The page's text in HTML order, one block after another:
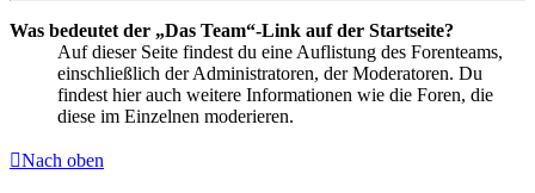
Was bedeutet der „Das Team“-Link auf der Startseite?
Auf dieser Seite findest du eine Auflistung des Forenteams,
einschließlich der Administratoren, der Moderatoren. Du
findest hier auch weitere Informationen wie die Foren, die
diese im Einzelnen moderieren.
Nach oben